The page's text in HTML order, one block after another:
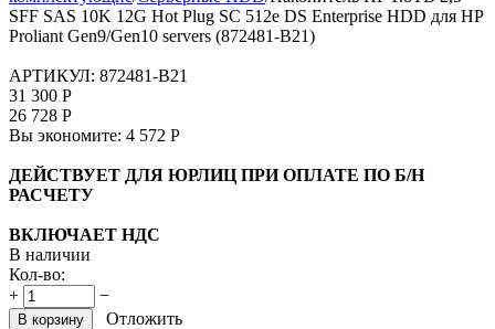
SFF SAS 10K 12G Hot Plug SC 512e DS Enterprise HDD для HP
Proliant Gen9/Gen10 servers (872481-B21)
АРТИКУЛ: 872481-B21
31 300 Р
26 728 Р
Вы экономите: 4 572 Р
ДЕЙСТВУЕТ ДЛЯ ЮРЛИЦ ПРИ ОПЛАТЕ ПО Б/Н
РАСЧЕТУ
ВКЛЮЧАЕТ НДС
В наличии
Кол-во:
+
−
В корзину Отложить